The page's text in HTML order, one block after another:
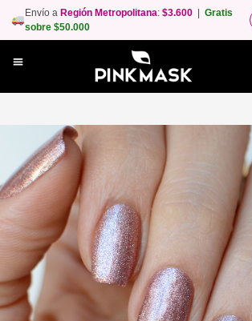
Envío a Región Metropolitana:$3.600 |Gratis
sobre $50.000